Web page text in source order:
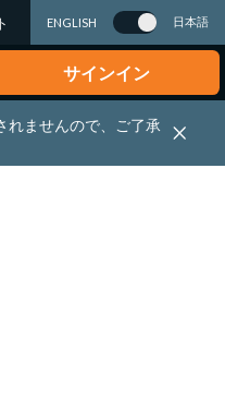
ENGLISH 日本語
サインイン
れませんので、ご了承